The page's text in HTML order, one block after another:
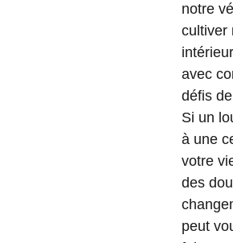
notre
cultiver
avec
défis
Si un
à une
votre
des
peut